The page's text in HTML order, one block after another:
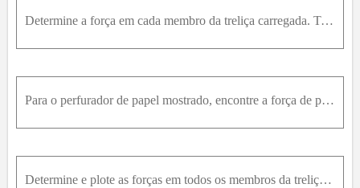
Determine a força em cada membro da treliça carregada. Todos os triângulos são equiláteros.
Para o perfurador de papel mostrado, encontre a força de perfuração Q correspondente a uma alça de mão P .
Determine e plote as forças em todos os membros da treliça simples carregada como funções do ângulo ao longo do intervalo 0 ≤ α ≤ 90 ° . Indique os valores mínimos para as forças n...